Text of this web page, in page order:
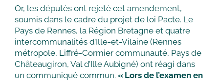
Or, les députés ont rejeté cet amendement,
soumis dans le cadre du projet de loi Pacte. Le
Pays de Rennes, la Région Bretagne et quatre
intercommunalités d’Ille-et-Vilaine (Rennes
métropole, Liffré-Cormier communauté, Pays de
Châteaugiron, Val d’Ille Aubigné) ont réagi dans
un communiqué commun. « Lors de l’examen en